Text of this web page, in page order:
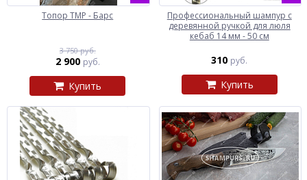
Топор ТМР - Барс
3 750 руб.
2 900 руб.
Купить
Профессиональный шампур с
деревянной ручкой для люля
кебаб 14 мм - 50 см
310 руб.
Купить